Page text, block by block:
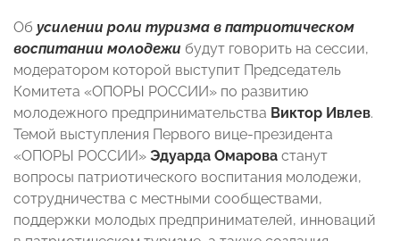
Об усилении роли туризма в патриотическом
воспитании молодежи будут говорить на сессии,
модератором которой выступит Председатель
Комитета «ОПОРЫ РОССИИ» по развитию
молодежного предпринимательства Виктор Ивлев.
Темой выступления Первого вице-президента
«ОПОРЫ РОССИИ» Эдуарда Омарова станут
вопросы патриотического воспитания молодежи,
сотрудничества с местными сообществами,
поддержки молодых предпринимателей, инноваций